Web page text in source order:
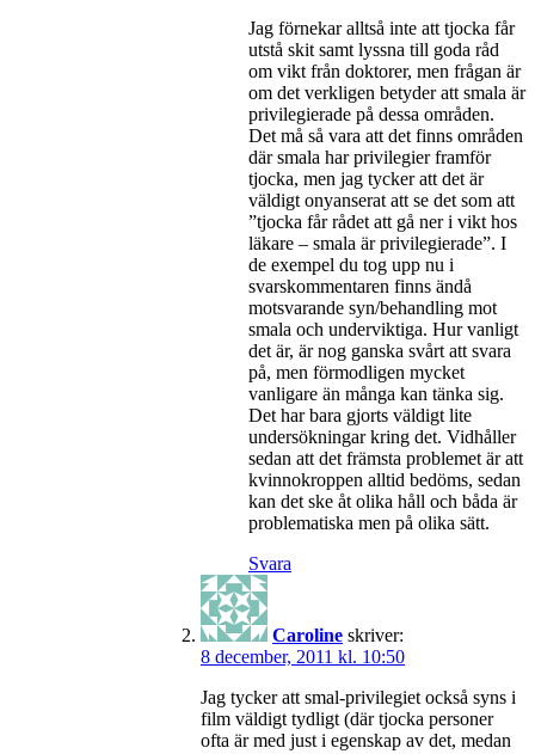
Jag förnekar alltså inte att tjocka får
utstå skit samt lyssna till goda råd
om vikt från doktorer, men frågan är
om det verkligen betyder att smala är
privilegierade på dessa områden.
Det må så vara att det finns områden
där smala har privilegier framför
tjocka, men jag tycker att det är
väldigt onyanserat att se det som att
”tjocka får rådet att gå ner i vikt hos
läkare – smala är privilegierade”. I
de exempel du tog upp nu i
svarskommentaren finns ändå
motsvarande syn/behandling mot
smala och underviktiga. Hur vanligt
det är, är nog ganska svårt att svara
på, men förmodligen mycket
vanligare än många kan tänka sig.
Det har bara gjorts väldigt lite
undersökningar kring det. Vidhåller
sedan att det främsta problemet är att
kvinnokroppen alltid bedöms, sedan
kan det ske åt olika håll och båda är
problematiska men på olika sätt.
Svara
Caroline skriver:
8 december, 2011 kl. 10:50
Jag tycker att smal-privilegiet också syns i
film väldigt tydligt (där tjocka personer
ofta är med just i egenskap av det, medan